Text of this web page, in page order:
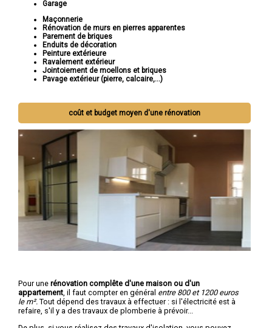
Garage
Maçonnerie
Rénovation de murs en pierres apparentes
Parement de briques
Enduits de décoration
Peinture extérieure
Ravalement extérieur
Jointoiement de moellons et briques
Pavage extérieur (pierre, calcaire,...)
coût et budget moyen d'une rénovation
Pour une rénovation complête d'une maison ou d'un
appartement , il faut compter en général entre 800 et 1200 euros
le m². Tout dépend des travaux à effectuer : si l'électricité est à
refaire, s'il y a des travaux de plomberie à prévoir...